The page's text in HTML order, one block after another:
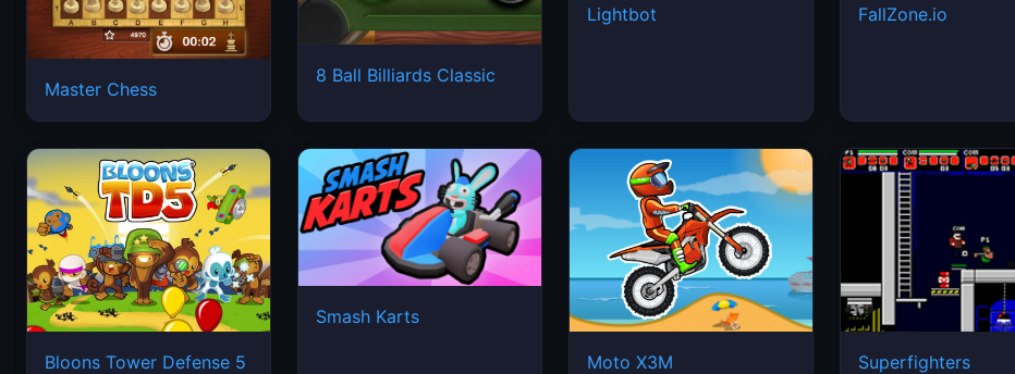
Master Chess
8 Ball Billiards Classic
Lightbot FallZone.io
Bloons Tower Defense 5
Smash Karts
Moto X3M Superfighters